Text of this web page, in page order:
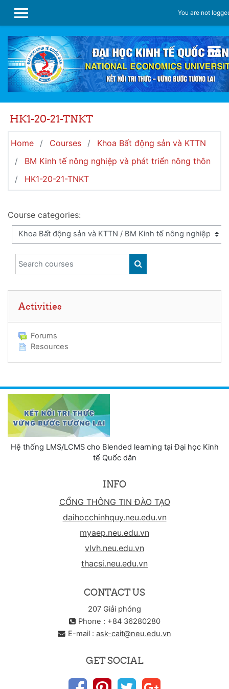
SIDE PANEL
You are not
HK1-20-21-TNKT
Home Courses
Khoa Bất động sản và KTTN
BM Kinh tế nông nghiệp và phát triển nông thôn
HK1-20-21-TNKT
Course categories:
Search courses
SEARCH COURSES
Activities
Forums
Resources
Hệ thống LMS/LCMS cho Blended learning tại Đại học Kinh
tế Quốc dân
INFO
CỔNG THÔNG TIN ĐÀO TẠO
daihocchinhquy.neu.edu.vn
myaep.neu.edu.vn
vlvh.neu.edu.vn
thacsi.neu.edu.vn
CONTACT US
207 Giải phóng
Phone : +84 36280280
E-mail : ask-cait@neu.edu.vn
GET SOCIAL